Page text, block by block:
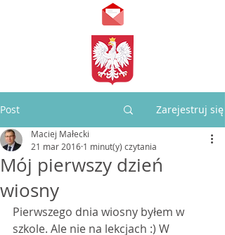
Post Zarejestruj się
Mój pierwszy dzień
wiosny
Maciej Małecki
21 mar 2016 1 minut(y) czytania
Pierwszego dnia wiosny byłem w
szkole. Ale nie na lekcjach :) W